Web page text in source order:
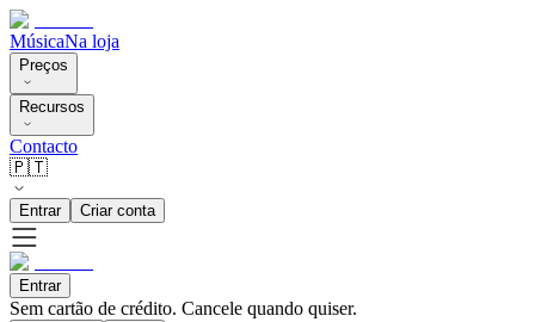
MúsicaNa loja
Preços
Recursos
Contacto
🇵🇹
Entrar Criar conta
Entrar
Sem cartão de crédito. Cancele quando quiser.